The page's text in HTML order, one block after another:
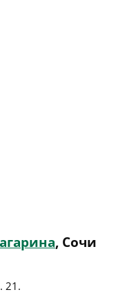
, Сочи
21 .